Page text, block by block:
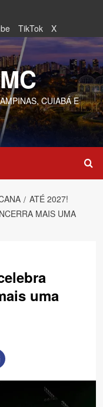
TikTok X
CUIABÁ E
ATÉ 2027!
MAIS UMA
uma